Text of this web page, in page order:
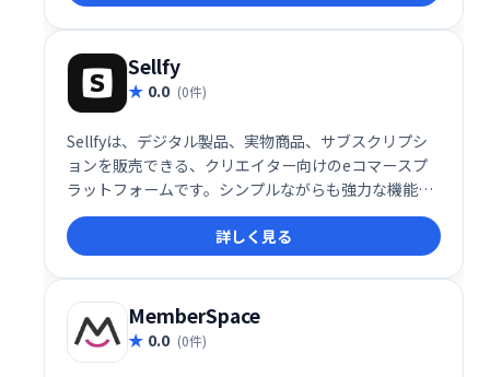
Sellfy
0.0 (0件)
Sellfyは、デジタル製品、実物商品、サブスクリプシ
ョンを販売できる、クリエイター向けのeコマースプ
ラットフォームです。シンプルながらも強力な機能
で、販売から顧客管理までを効率化。クレジットカー
ド不要で無料トライアルも可能です。直感的な操作性
と強力な販売機能で、あなたのクリエイティブな作品
を世界へ届けましょう。
詳しく見る
MemberSpace
0.0 (0件)